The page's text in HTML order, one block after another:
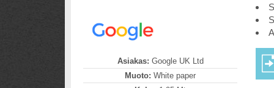
Asiakas: Google UK Ltd
Muoto: White paper